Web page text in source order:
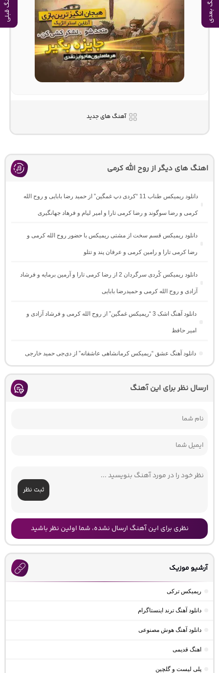
آهنگ بعدی آهنگ قبلی
آهنگ های جدید
اهنگ های دیگر از روح الله کرمی
دانلود ریمیکس طناب 11 “کردی دپ غمگین” از حمید رضا بابایی و روح الله
کرمی و رضا سوگوند و رضا کرمی تارا و امیر لیام و فرهاد جهانگیری
دانلود ریمیکس قسم سخت از مشتی ریمیکس با حضور روح الله کرمی و
رضا کرمی تارا و رامین کرمی و عرفان پند و تتلو
دانلود ریمیکس کُردی سرگردان 2 از رضا کرمی تارا و آرمین برمایه و فرشاد
آزادی و روح الله کرمی و حمیدرضا بابایی
دانلود آهنگ اشک 3 “ریمیکس غمگین” از روح الله کرمی و فرشاد آزادی و
امیر حافظ
دانلود آهنگ عشق “ریمیکس کرمانشاهی عاشقانه” از دی‌جی حمید خارجی
ارسال نظر برای این آهنگ
ثبت نظر
نظری برای این آهنگ ارسال نشده، شما اولین نظر باشید
آرشیو موزیک
ریمیکس ترکی
دانلود آهنگ ترند اینستاگرام
دانلود آهنگ هوش مصنوعی
اهنگ قدیمی
پلی لیست و گلچین